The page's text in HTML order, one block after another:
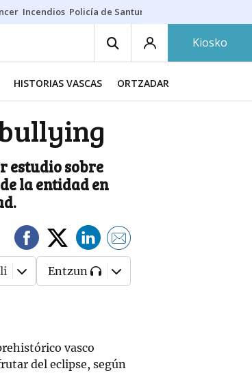
Incendios Policía de Santurtzi
Kiosko
HISTORIAS VASCAS ORTZADAR
estudio sobre
la entidad en
Entzun
vasco
del eclipse, según